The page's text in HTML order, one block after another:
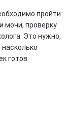
пройти
мочи, проверку
Это нужно,
готов